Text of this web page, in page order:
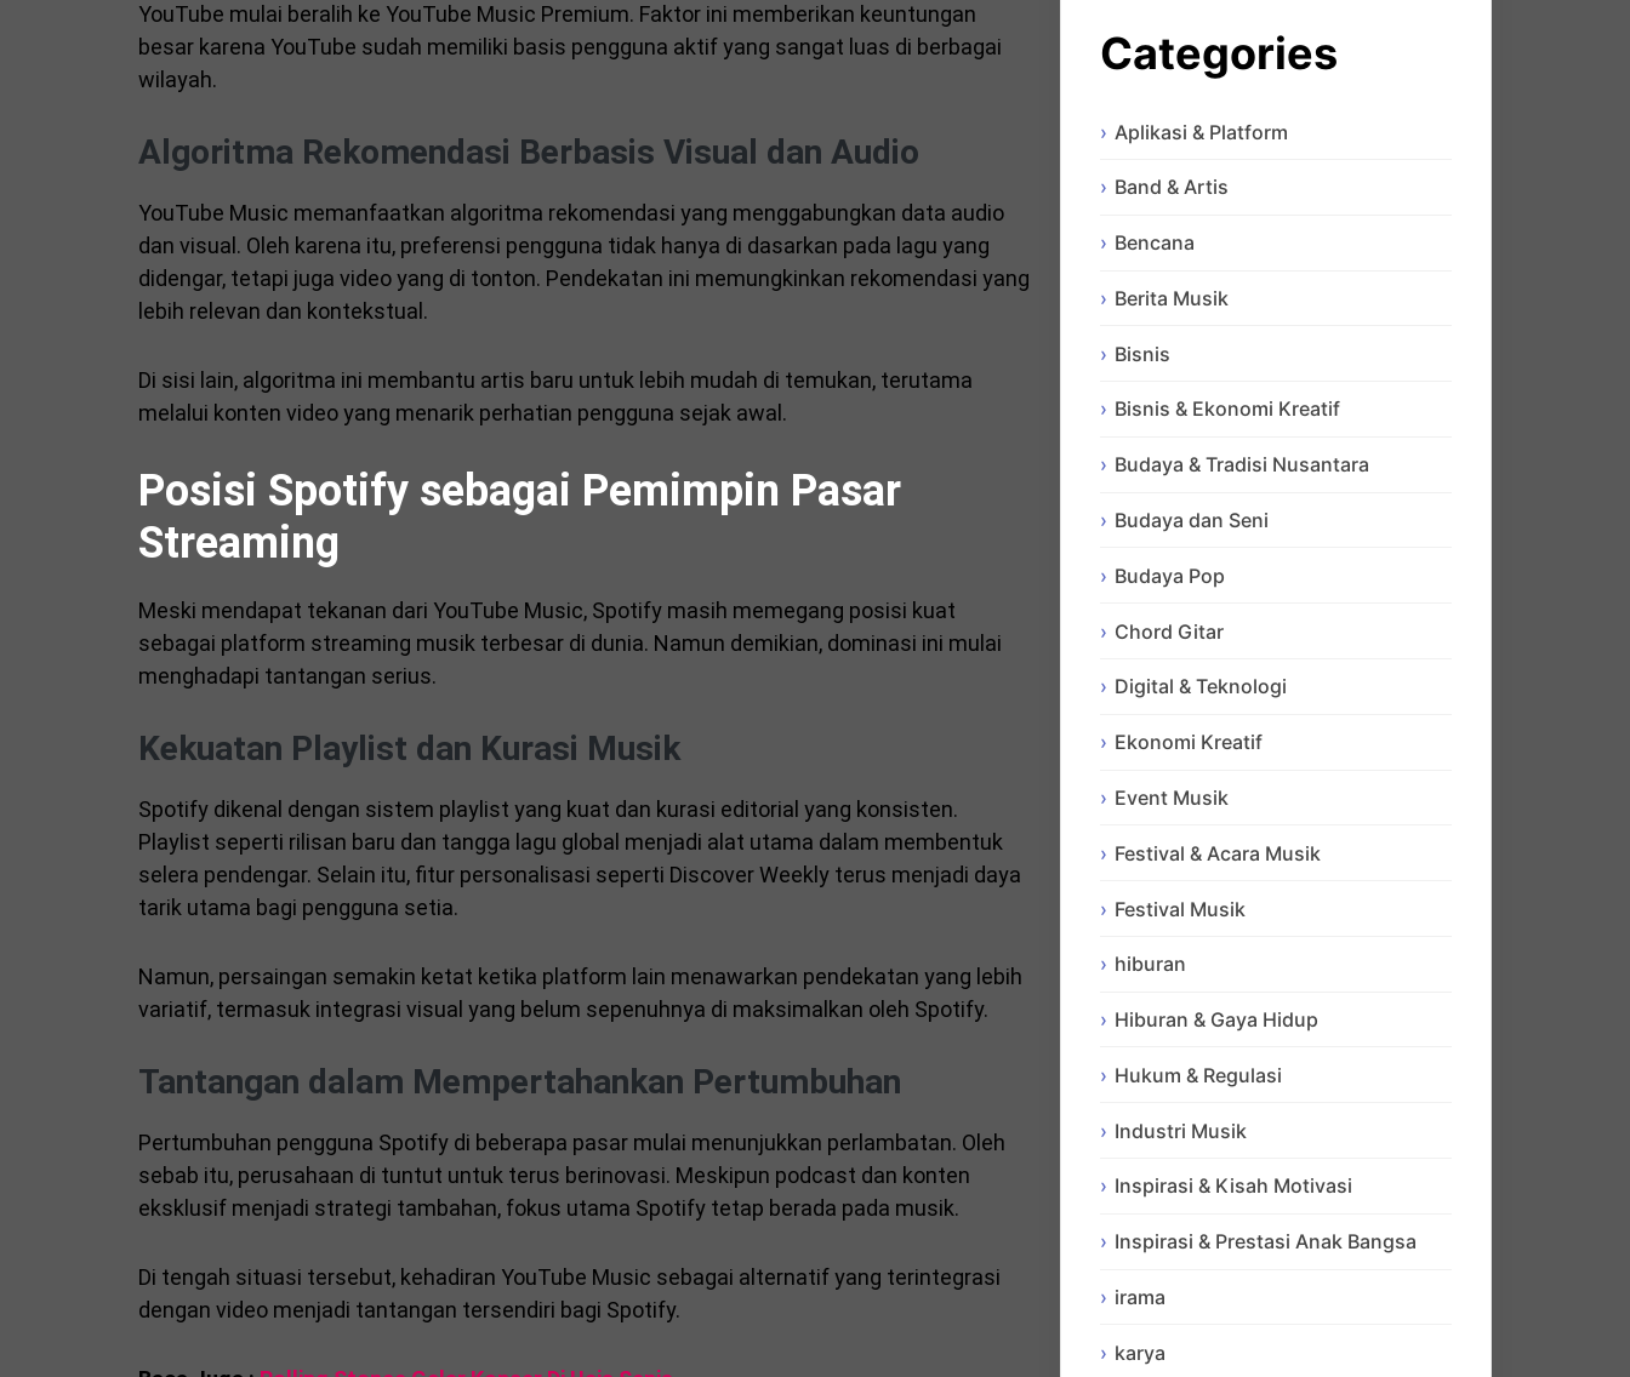
YouTube mulai beralih ke YouTube Music Premium. Faktor ini memberikan keuntungan
besar karena YouTube sudah memiliki basis pengguna aktif yang sangat luas di berbagai
wilayah.
Algoritma Rekomendasi Berbasis Visual dan Audio
YouTube Music memanfaatkan algoritma rekomendasi yang menggabungkan data audio
dan visual. Oleh karena itu, preferensi pengguna tidak hanya di dasarkan pada lagu yang
didengar, tetapi juga video yang di tonton. Pendekatan ini memungkinkan rekomendasi yang
lebih relevan dan kontekstual.
Di sisi lain, algoritma ini membantu artis baru untuk lebih mudah di temukan, terutama
melalui konten video yang menarik perhatian pengguna sejak awal.
Posisi Spotify sebagai Pemimpin Pasar
Streaming
Meski mendapat tekanan dari YouTube Music, Spotify masih memegang posisi kuat
sebagai platform streaming musik terbesar di dunia. Namun demikian, dominasi ini mulai
menghadapi tantangan serius.
Kekuatan Playlist dan Kurasi Musik
Spotify dikenal dengan sistem playlist yang kuat dan kurasi editorial yang konsisten.
Playlist seperti rilisan baru dan tangga lagu global menjadi alat utama dalam membentuk
selera pendengar. Selain itu, fitur personalisasi seperti Discover Weekly terus menjadi daya
tarik utama bagi pengguna setia.
Namun, persaingan semakin ketat ketika platform lain menawarkan pendekatan yang lebih
variatif, termasuk integrasi visual yang belum sepenuhnya di maksimalkan oleh Spotify.
Tantangan dalam Mempertahankan Pertumbuhan
Pertumbuhan pengguna Spotify di beberapa pasar mulai menunjukkan perlambatan. Oleh
sebab itu, perusahaan di tuntut untuk terus berinovasi. Meskipun podcast dan konten
eksklusif menjadi strategi tambahan, fokus utama Spotify tetap berada pada musik.
Di tengah situasi tersebut, kehadiran YouTube Music sebagai alternatif yang terintegrasi
dengan video menjadi tantangan tersendiri bagi Spotify.
Categories
Aplikasi & Platform
Band & Artis
Bencana
Berita Musik
Bisnis
Bisnis & Ekonomi Kreatif
Budaya & Tradisi Nusantara
Budaya dan Seni
Budaya Pop
Chord Gitar
Digital & Teknologi
Ekonomi Kreatif
Event Musik
Festival & Acara Musik
Festival Musik
hiburan
Hiburan & Gaya Hidup
Hukum & Regulasi
Industri Musik
Inspirasi & Kisah Motivasi
Inspirasi & Prestasi Anak Bangsa
irama
karya